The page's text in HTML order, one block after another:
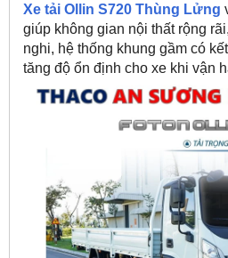
Xe tải Ollin S720 Thùng Lửng
giúp không gian nội thất rộng
nghi, hệ thống khung gầm có
tăng độ ổn định cho xe khi vận